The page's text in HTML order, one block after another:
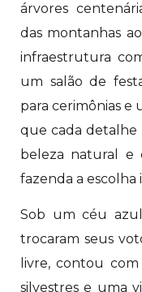
árvores
das montanhas
infraestrutura
um salão de
para cerimônias e
que cada detalhe
beleza natural e
fazenda a escolha
Sob um céu
trocaram seus
livre, contou
silvestres e uma